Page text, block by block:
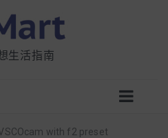
生活指南
with f2 preset